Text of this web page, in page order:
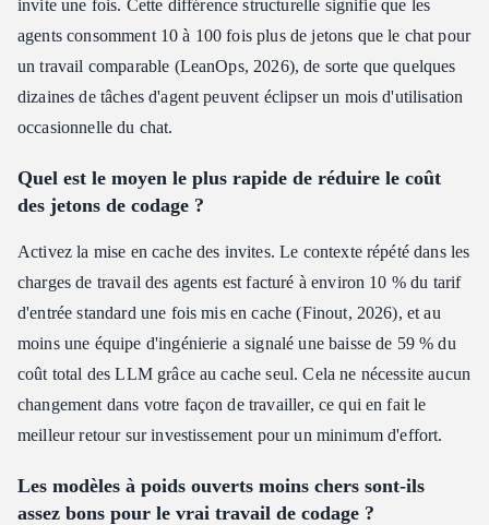
invite une fois. Cette différence structurelle signifie que les
agents consomment 10 à 100 fois plus de jetons que le chat pour
un travail comparable (LeanOps, 2026), de sorte que quelques
dizaines de tâches d'agent peuvent éclipser un mois d'utilisation
occasionnelle du chat.
Quel est le moyen le plus rapide de réduire le coût
des jetons de codage ?
Activez la mise en cache des invites. Le contexte répété dans les
charges de travail des agents est facturé à environ 10 % du tarif
d'entrée standard une fois mis en cache (Finout, 2026), et au
moins une équipe d'ingénierie a signalé une baisse de 59 % du
coût total des LLM grâce au cache seul. Cela ne nécessite aucun
changement dans votre façon de travailler, ce qui en fait le
meilleur retour sur investissement pour un minimum d'effort.
Les modèles à poids ouverts moins chers sont-ils
assez bons pour le vrai travail de codage ?